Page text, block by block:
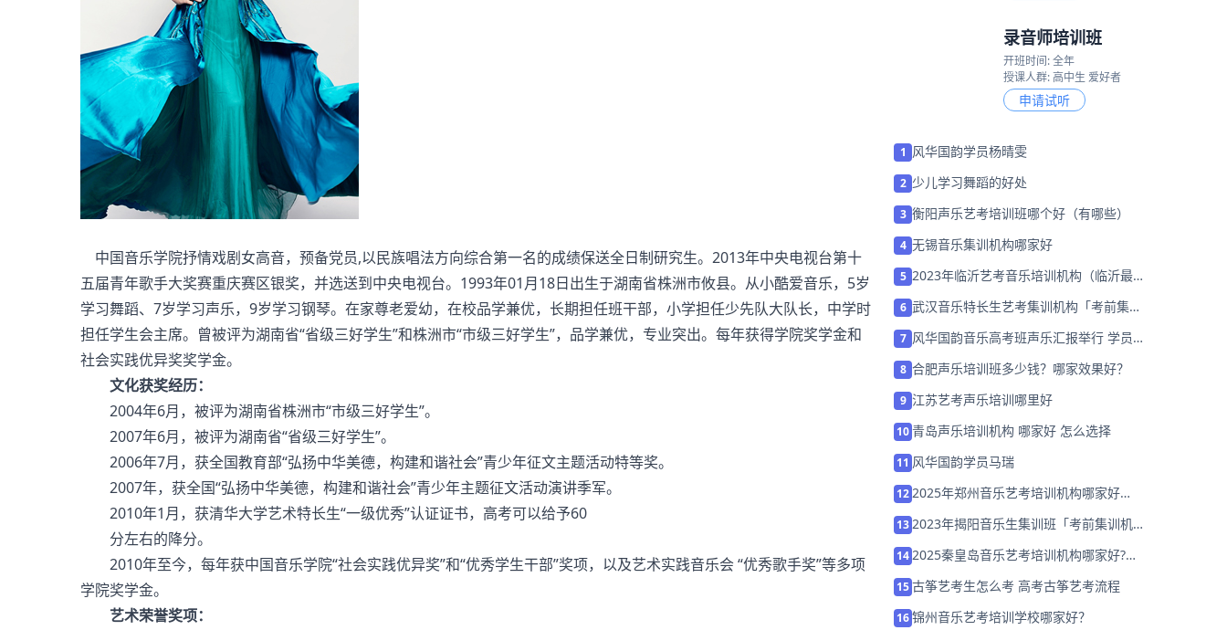
中国音乐学院抒情戏剧女高音，预备党员,以民族唱法方向综合第一名的成绩保送全日制研究生。2013年中央电视台第十
五届青年歌手大奖赛重庆赛区银奖，并选送到中央电视台。1993年01月18日出生于湖南省株洲市攸县。从小酷爱音乐，5岁
学习舞蹈、7岁学习声乐，9岁学习钢琴。在家尊老爱幼，在校品学兼优，长期担任班干部，小学担任少先队大队长，中学时
担任学生会主席。曾被评为湖南省“省级三好学生”和株洲市“市级三好学生”，品学兼优，专业突出。每年获得学院奖学金和
社会实践优异奖奖学金。
文化获奖经历：
2004年6月，被评为湖南省株洲市“市级三好学生”。
2007年6月，被评为湖南省“省级三好学生”。
2006年7月，获全国教育部“弘扬中华美德，构建和谐社会”青少年征文主题活动特等奖。
2007年，获全国“弘扬中华美德，构建和谐社会”青少年主题征文活动演讲季军。
2010年1月，获清华大学艺术特长生“一级优秀”认证证书，高考可以给予60
分左右的降分。
2010年至今，每年获中国音乐学院“社会实践优异奖”和“优秀学生干部”奖项，以及艺术实践音乐会 “优秀歌手奖”等多项
学院奖学金。
艺术荣誉奖项：
录音师培训班
开班时间: 全年
授课人群: 高中生 爱好者
申请试听
1 风华国韵学员杨晴雯
2 少儿学习舞蹈的好处
3 衡阳声乐艺考培训班哪个好（有哪些）
4 无锡音乐集训机构哪家好
5 2023年临沂艺考音乐培训机构（临沂最好
6 武汉音乐特长生艺考集训机构「考前集训
7 风华国韵音乐高考班声乐汇报举行 学员模
8 合肥声乐培训班多少钱？哪家效果好？
9 江苏艺考声乐培训哪里好
10青岛声乐培训机构 哪家好 怎么选择
11 风华国韵学员马瑞
122025年郑州音乐艺考培训机构哪家好
132023年揭阳音乐生集训班「考前集训机构
142025秦皇岛音乐艺考培训机构哪家好?如
15古筝艺考生怎么考 高考古筝艺考流程
16锦州音乐艺考培训学校哪家好？